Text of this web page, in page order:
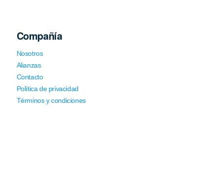
Compañía
Nosotros
Alianzas
Contacto
Política de privacidad
Términos y condiciones